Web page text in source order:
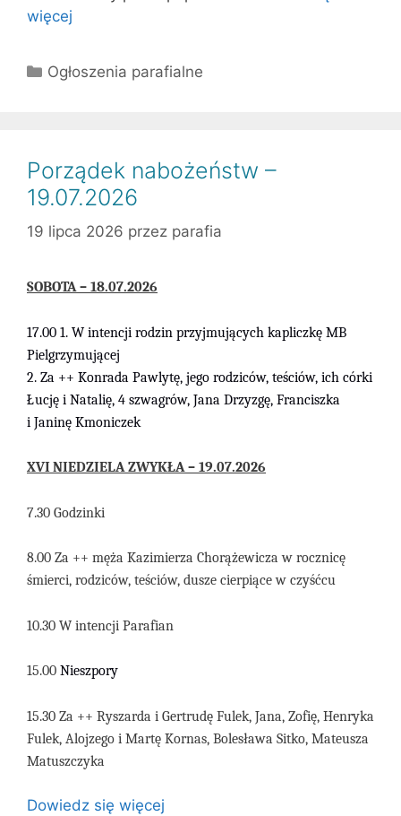
więcej
Kategorie
Ogłoszenia parafialne
Porządek nabożeństw –
19.07.2026
19 lipca 2026 przez parafia
SOBOTA – 18.07.2026
17.00 1. W intencji rodzin przyjmujących kapliczkę MB
Pielgrzymującej
2. Za ++ Konrada Pawlytę, jego rodziców, teściów, ich córki
Łucję i Natalię, 4 szwagrów, Jana Drzyzgę, Franciszka
i Janinę Kmoniczek
XVINIEDZIELAZWYKŁA– 19.07.2026
7.30 Godzinki
8.00 Za ++ męża Kazimierza Chorążewicza w rocznicę
śmierci, rodziców, teściów, dusze cierpiące w czyśćcu
10.30 W intencji Parafian
15.00 Nieszpory
15.30 Za ++ Ryszarda i Gertrudę Fulek, Jana, Zofię, Henryka
Fulek, Alojzego i Martę Kornas, Bolesława Sitko, Mateusza
Matuszczyka
Dowiedz się więcej